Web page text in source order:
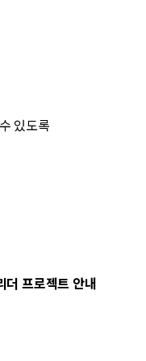
있도록
프로젝트 안내